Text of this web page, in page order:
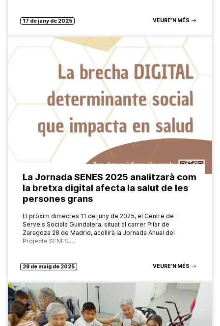
17 de juny de 2025 VEURE’N MÉS
La Jornada SENES 2025 analitzarà com
la bretxa digital afecta la salut de les
persones grans
El pròxim dimecres 11 de juny de 2025, el Centre de
Serveis Socials Guindalera, situat al carrer Pilar de
Zaragoza 28 de Madrid, acollirà la Jornada Anual del
Projecte SENES,…
28 de maig de 2025 VEURE’N MÉS